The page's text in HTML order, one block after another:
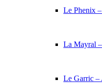
Le Phenix
La Mayral
Le Garric –